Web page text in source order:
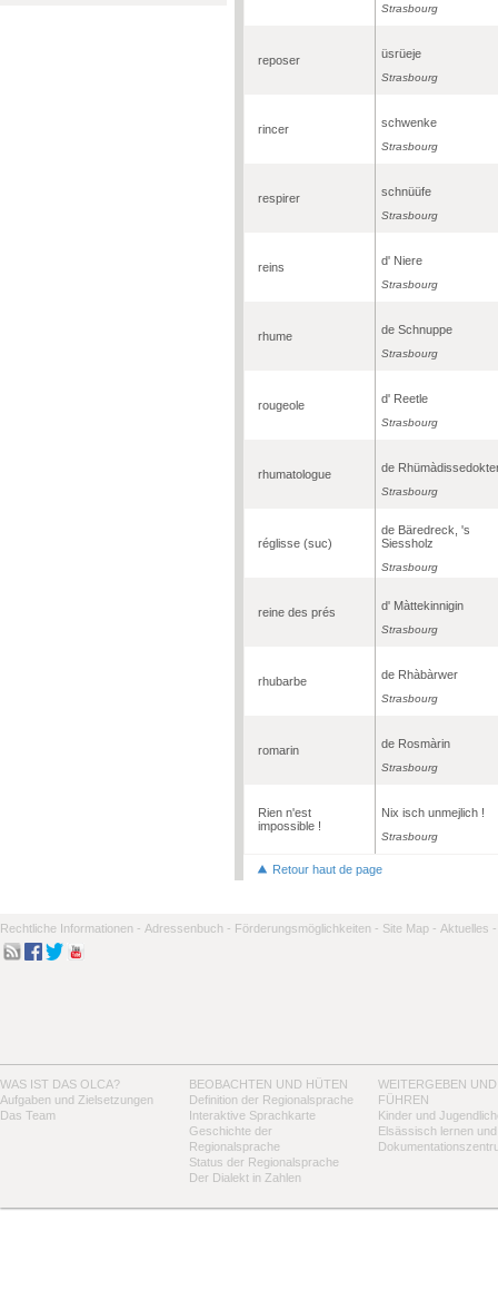
Strasbourg
reposer üsrüeje
Strasbourg
rincer schwenke
Strasbourg
respirer schnüüfe
Strasbourg
reins d' Niere
Strasbourg
rhume de Schnuppe
Strasbourg
rougeole d' Reetle
Strasbourg
rhumatologue de
Strasbourg
réglisse (suc)
de Bäredreck, 's
Siessholz
Strasbourg
reine des prés d' Màttekinnigin
Strasbourg
rhubarbe de Rhàbàrwer
Strasbourg
romarin de Rosmàrin
Strasbourg
Rien n'est
impossible !
Nix isch unmejlich !
Strasbourg
Retour haut de page
Rechtliche Informationen - Adressenbuch - Förderungsmöglichkeiten - Site Map - Aktuelles -
WAS IST DAS OLCA?
Aufgaben und Zielsetzungen
Das Team
BEOBACHTEN UND HÜTEN
Definition der Regionalsprache
Interaktive Sprachkarte
Geschichte der
Regionalsprache
Status der Regionalsprache
Der Dialekt in Zahlen
WEITERGEBEN UND
FÜHREN
Kinder und
Elsässisch lernen